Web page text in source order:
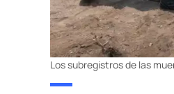
Los subregistros de las